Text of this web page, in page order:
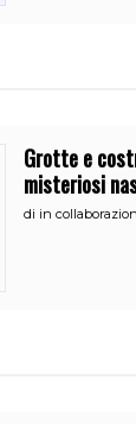
Grotte e
misteriosi
di in